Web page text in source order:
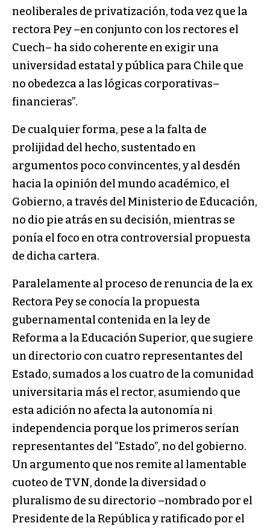
neoliberales de privatización, toda vez que la
rectora Pey –en conjunto con los rectores el
Cuech– ha sido coherente en exigir una
universidad estatal y pública para Chile que
no obedezca a las lógicas corporativas–
financieras”.
De cualquier forma, pese a la falta de
prolijidad del hecho, sustentado en
argumentos poco convincentes, y al desdén
hacia la opinión del mundo académico, el
Gobierno, a través del Ministerio de Educación,
no dio pie atrás en su decisión, mientras se
ponía el foco en otra controversial propuesta
de dicha cartera.
Paralelamente al proceso de renuncia de la ex
Rectora Pey se conocía la propuesta
gubernamental contenida en la ley de
Reforma a la Educación Superior, que sugiere
un directorio con cuatro representantes del
Estado, sumados a los cuatro de la comunidad
universitaria más el rector, asumiendo que
esta adición no afecta la autonomía ni
independencia porque los primeros serían
representantes del “Estado”, no del gobierno.
Un argumento que nos remite al lamentable
cuoteo de TVN, donde la diversidad o
pluralismo de su directorio –nombrado por el
Presidente de la República y ratificado por el